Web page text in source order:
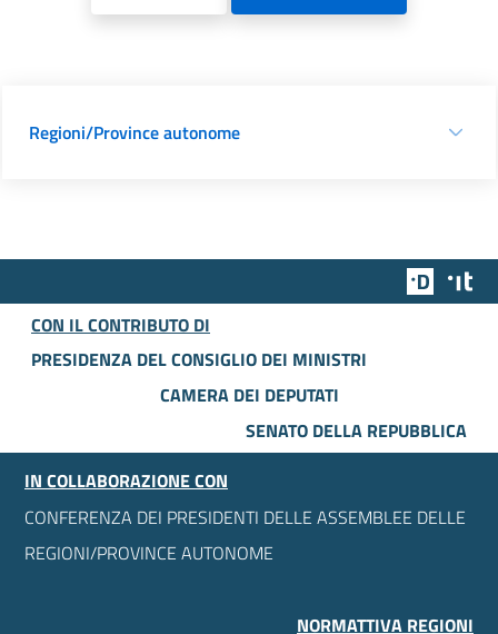
Regioni/Province autonome
Team
CON IL CONTRIBUTO DI
PRESIDENZA DEL CONSIGLIO DEI MINISTRI
CAMERA DEI DEPUTATI
SENATO DELLA REPUBBLICA
IN COLLABORAZIONE CON
CONFERENZA DEI PRESIDENTI DELLE ASSEMBLEE DELLE
REGIONI/PROVINCE AUTONOME
NORMATTIVA REGIONI